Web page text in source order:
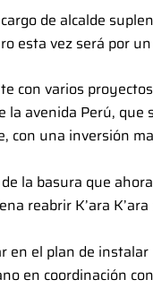
de alcalde
esta vez será por
con varios
avenida Perú,
con una inversión
la basura que
reabrir K’ara
en el plan de
en coordinación